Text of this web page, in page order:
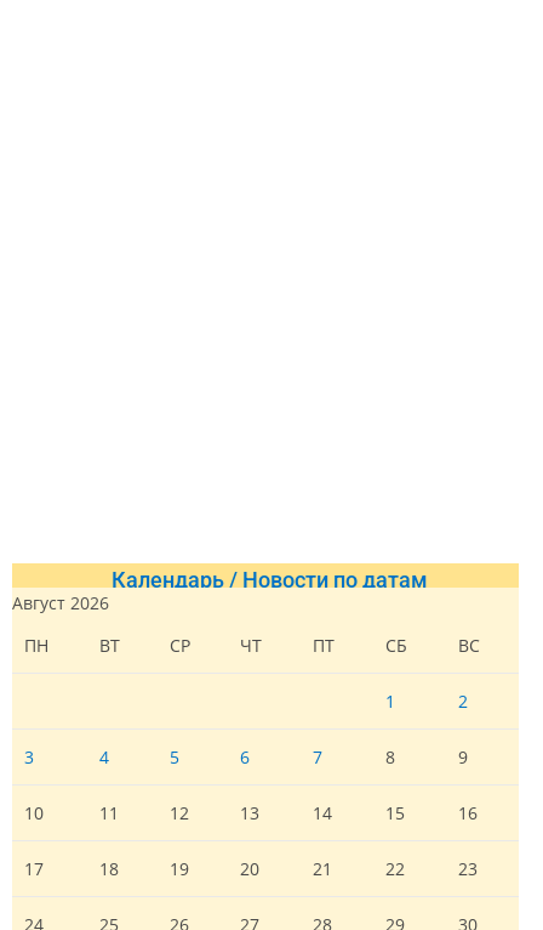
Календарь / Новости по датам
Август 2026
ПН
ВТ СР ЧТ ПТ СБ ВС
1 2
3 4 5 6 7 8 9
10 11 12 13 14 15 16
17 18 19 20 21 22 23
24 25 26 27 28 29 30